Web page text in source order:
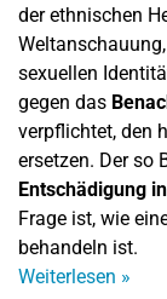
der ethnischen
sexuellen
gegen das
verpflichtet, den
ersetzen. Der so
Entschädigung
Frage ist, wie
behandeln ist.
Weiterlesen »